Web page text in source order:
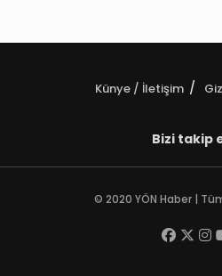
Künye / İletişim
Bizi takip
© 2020 YÖN Haber | Tüm